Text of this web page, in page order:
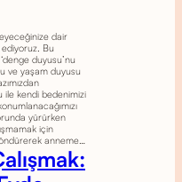
dair
Bu
duyusu’nu
ve yaşam duyusu
ile kendi bedenimizi
yürürken
için
anneme…